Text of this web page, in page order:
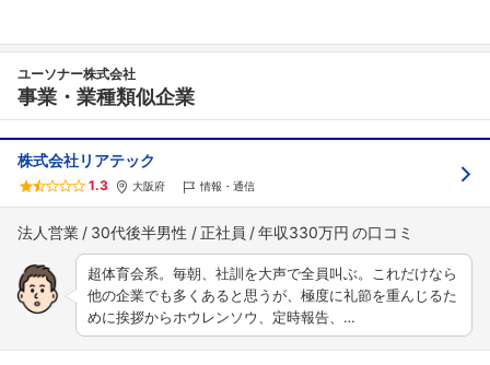
ユーソナー株式会社
事業・業種類似企業
株式会社リアテック
1.3 大阪府 情報・通信
法人営業 30代後半男性 正社員 年収330万円
超体育会系。毎朝、社訓を大声で全員叫ぶ。これだけなら
他の企業でも多くあると思うが、極度に礼節を重んじるた
めに挨拶からホウレンソウ、定時報告、…